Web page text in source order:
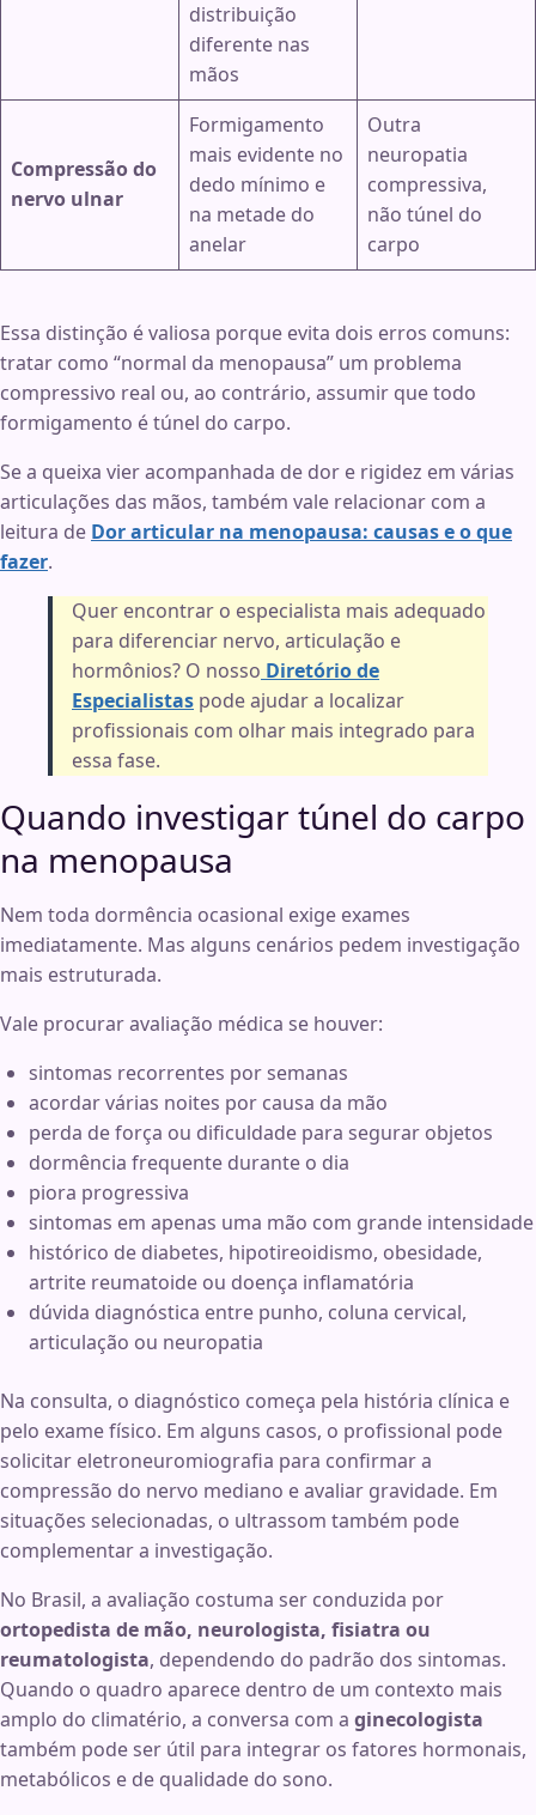
distribuição
diferente nas
mãos
Compressão do
nervo ulnar
Formigamento
mais evidente no
dedo mínimo e
na metade do
anelar
Outra
neuropatia
compressiva,
não túnel do
carpo
Essa distinção é valiosa porque evita dois erros comuns:
tratar como “normal da menopausa” um problema
compressivo real ou, ao contrário, assumir que todo
formigamento é túnel do carpo.
Se a queixa vier acompanhada de dor e rigidez em várias
articulações das mãos, também vale relacionar com a
leitura de Dor articular na menopausa: causas e o que
fazer.
Quer encontrar o especialista mais adequado
para diferenciar nervo, articulação e
hormônios? O nosso Diretório de
Especialistas pode ajudar a localizar
profissionais com olhar mais integrado para
essa fase.
Quando investigar túnel do carpo
na menopausa
Nem toda dormência ocasional exige exames
imediatamente. Mas alguns cenários pedem investigação
mais estruturada.
Vale procurar avaliação médica se houver:
sintomas recorrentes por semanas
acordar várias noites por causa da mão
perda de força ou dificuldade para segurar objetos
dormência frequente durante o dia
piora progressiva
sintomas em apenas uma mão com grande intensidade
histórico de diabetes, hipotireoidismo, obesidade,
artrite reumatoide ou doença inflamatória
dúvida diagnóstica entre punho, coluna cervical,
articulação ou neuropatia
Na consulta, o diagnóstico começa pela história clínica e
pelo exame físico. Em alguns casos, o profissional pode
solicitar eletroneuromiografia para confirmar a
compressão do nervo mediano e avaliar gravidade. Em
situações selecionadas, o ultrassom também pode
complementar a investigação.
No Brasil, a avaliação costuma ser conduzida por
ortopedista de mão, neurologista, fisiatra ou
reumatologista, dependendo do padrão dos sintomas.
Quando o quadro aparece dentro de um contexto mais
amplo do climatério, a conversa com a ginecologista
também pode ser útil para integrar os fatores hormonais,
metabólicos e de qualidade do sono.